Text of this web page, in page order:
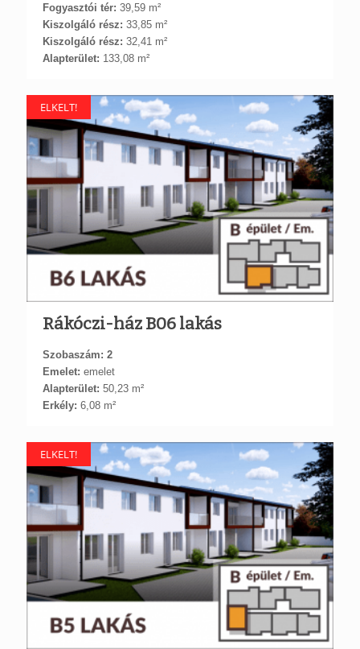
Fogyasztói tér: 39,59 m²
Kiszolgáló rész: 33,85 m²
Kiszolgáló rész: 32,41 m²
Alapterület: 133,08 m²
ELKELT!
Rákóczi-ház B06 lakás
Szobaszám: 2
Emelet: emelet
Alapterület: 50,23 m²
Erkély: 6,08 m²
ELKELT!